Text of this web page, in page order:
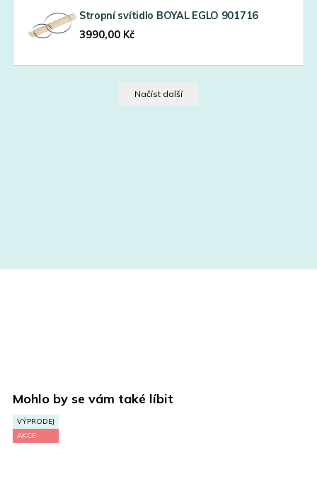
Stropní svítidlo BOYAL EGLO 901716
3990,00 Kč
Načíst další
Mohlo by se vám také líbit
VÝPRODEJ
AKCE